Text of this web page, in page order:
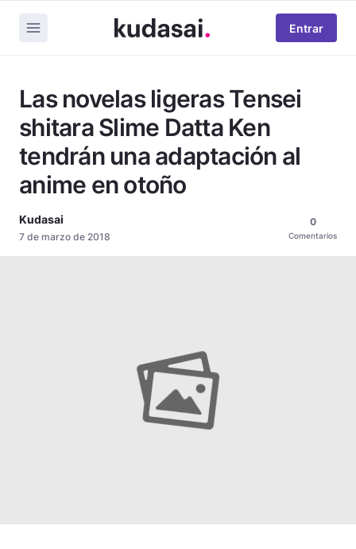
Entrar
Las novelas ligeras Tensei
shitara Slime Datta Ken
tendrán una adaptación al
anime en otoño
Kudasai
7 de marzo de 2018
0
Comentarios